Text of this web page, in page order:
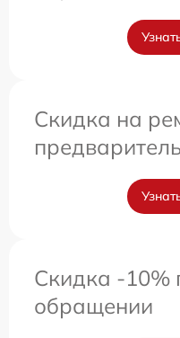
Скидка на
Скидка -10%
обращении